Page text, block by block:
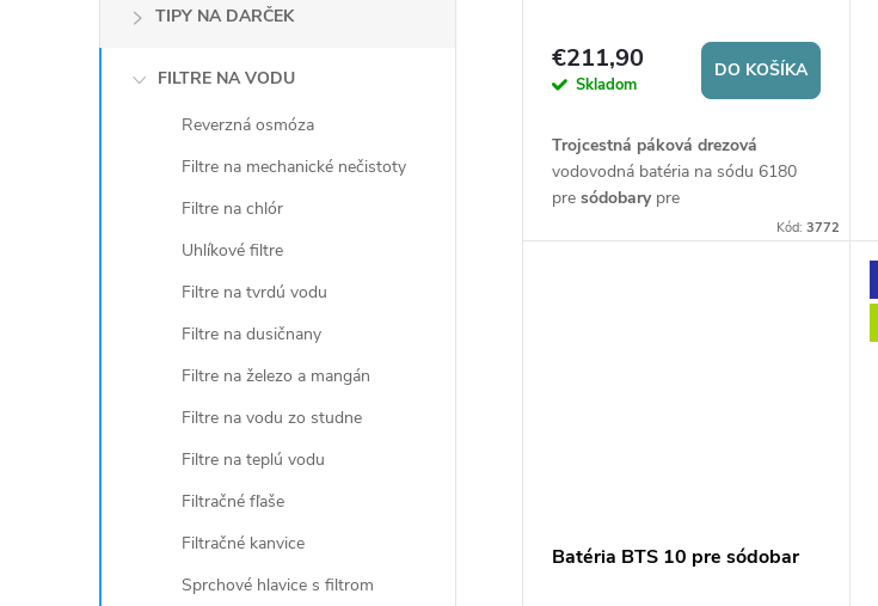
TIPY NA DARČEK
FILTRE NA VODU
Reverzná osmóza
Filtre na mechanické nečistoty
Filtre na chlór
Uhlíkové filtre
Filtre na tvrdú vodu
Filtre na dusičnany
Filtre na železo a mangán
Filtre na vodu zo studne
Filtre na teplú vodu
Filtračné fľaše
Filtračné kanvice
Sprchové hlavice s filtrom
u
€211,90
Skladom
DO KOŠÍKA
Trojcestná páková drezová
vodovodná batéria na sódu 6180
pre sódobarypre
Kód:3772
Batéria BTS 10 pre sódobar